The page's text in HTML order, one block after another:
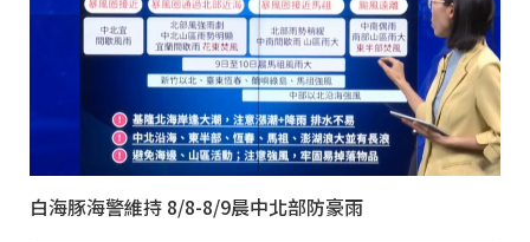
白海豚海警維持 8/8-8/9晨中北部防豪雨